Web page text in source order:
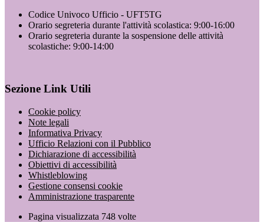
Codice Univoco Ufficio - UFT5TG
Orario segreteria durante l'attività scolastica: 9:00-16:00
Orario segreteria durante la sospensione delle attività
scolastiche: 9:00-14:00
Sezione Link Utili
Cookie policy
Note legali
Informativa Privacy
Ufficio Relazioni con il Pubblico
Dichiarazione di accessibilità
Obiettivi di accessibilità
Whistleblowing
Gestione consensi cookie
Amministrazione trasparente
Pagina visualizzata 748 volte